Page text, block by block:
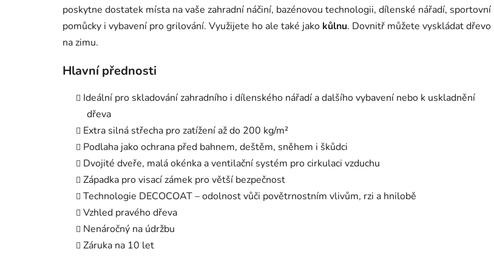
poskytne dostatek místa na vaše zahradní náčiní, bazénovou technologii, dílenské nářadí, sportovní
pomůcky i vybavení pro grilování. Využijete ho ale také jako kůlnu. Dovnitř můžete vyskládat dřevo
na zimu.
Hlavní přednosti
Ideální pro skladování zahradního i dílenského nářadí a dalšího vybavení nebo k uskladnění
dřeva
Extra silná střecha pro zatížení až do 200 kg/m²
Podlaha jako ochrana před bahnem, deštěm, sněhem i škůdci
Dvojité dveře, malá okénka a ventilační systém pro cirkulaci vzduchu
Západka pro visací zámek pro větší bezpečnost
Technologie DECOCOAT – odolnost vůči povětrnostním vlivům, rzi a hnilobě
Vzhled pravého dřeva
Nenáročný na údržbu
Záruka na 10 let